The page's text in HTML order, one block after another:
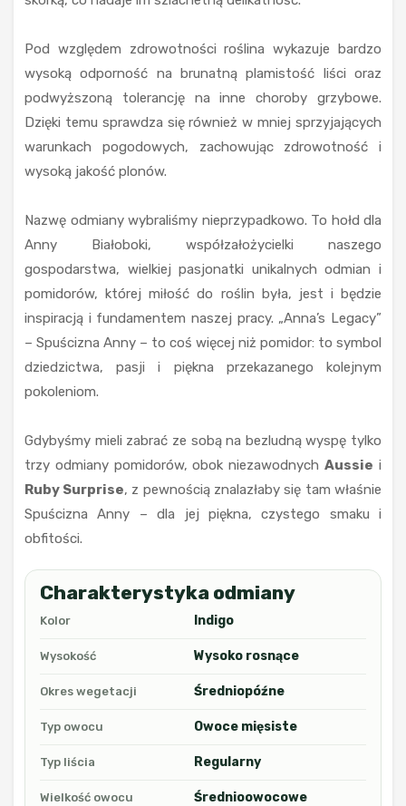
Pod względem zdrowotności roślina wykazuje bardzo
wysoką odporność na brunatną plamistość liści oraz
podwyższoną tolerancję na inne choroby grzybowe.
Dzięki temu sprawdza się również w mniej sprzyjających
warunkach pogodowych, zachowując zdrowotność i
wysoką jakość plonów.
Nazwę odmiany wybraliśmy nieprzypadkowo. To hołd dla
Anny Białoboki, współzałożycielki naszego
gospodarstwa, wielkiej pasjonatki unikalnych odmian i
pomidorów, której miłość do roślin była, jest i będzie
inspiracją i fundamentem naszej pracy. „Anna’s Legacy”
– Spuścizna Anny – to coś więcej niż pomidor: to symbol
dziedzictwa, pasji i piękna przekazanego kolejnym
pokoleniom.
Gdybyśmy mieli zabrać ze sobą na bezludną wyspę tylko
trzy odmiany pomidorów, obok niezawodnychAussie i
Ruby Surprise, z pewnością znalazłaby się tam właśnie
Spuścizna Anny – dla jej piękna, czystego smaku i
obfitości.
Charakterystyka odmiany
Kolor Indigo
Wysokość Wysoko rosnące
Okres wegetacji Średniopóźne
Typ owocu Owoce mięsiste
Typ liścia Regularny
Wielkość owocu Średnioowocowe